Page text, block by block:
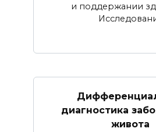
и поддержании
диагностика
живота